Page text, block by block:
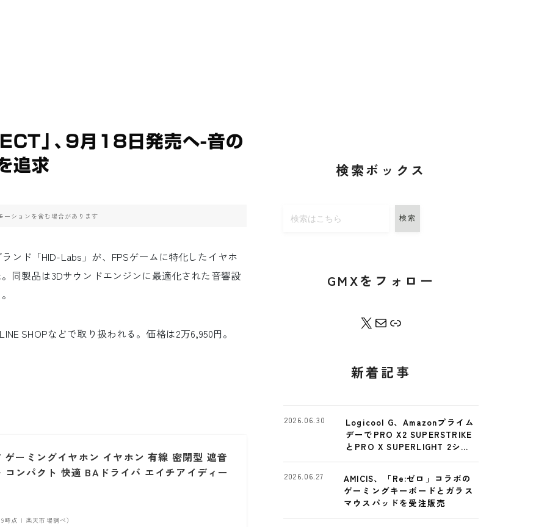
」、9月18日発売へ-音の
追求
ーションを含む場合があります
ド「HID-Labs」が、FPSゲームに特化したイヤホ
同製品は3Dサウンドエンジンに最適化された音響設
SHOPなどで取り扱われる。価格は2万6,950円。
ーミングイヤホン イヤホン 有線 密閉型 遮音
ンパクト 快適 BAドライバ エイチアイディー
時点 | 楽天市場調べ）
検索ボックス
検索
GMXをフォロー
X Contact Me Bento
新着記事
Logicool G、Amazonプライム
デーでPRO X2 SUPERSTRIKE
とPRO X SUPERLIGHT 2シリ
ーズを特別価格に
2026.06.30
AMICIS、「Re:ゼロ」コラボの
ゲーミングキーボードとガラス
マウスパッドを受注販売
2026.06.27